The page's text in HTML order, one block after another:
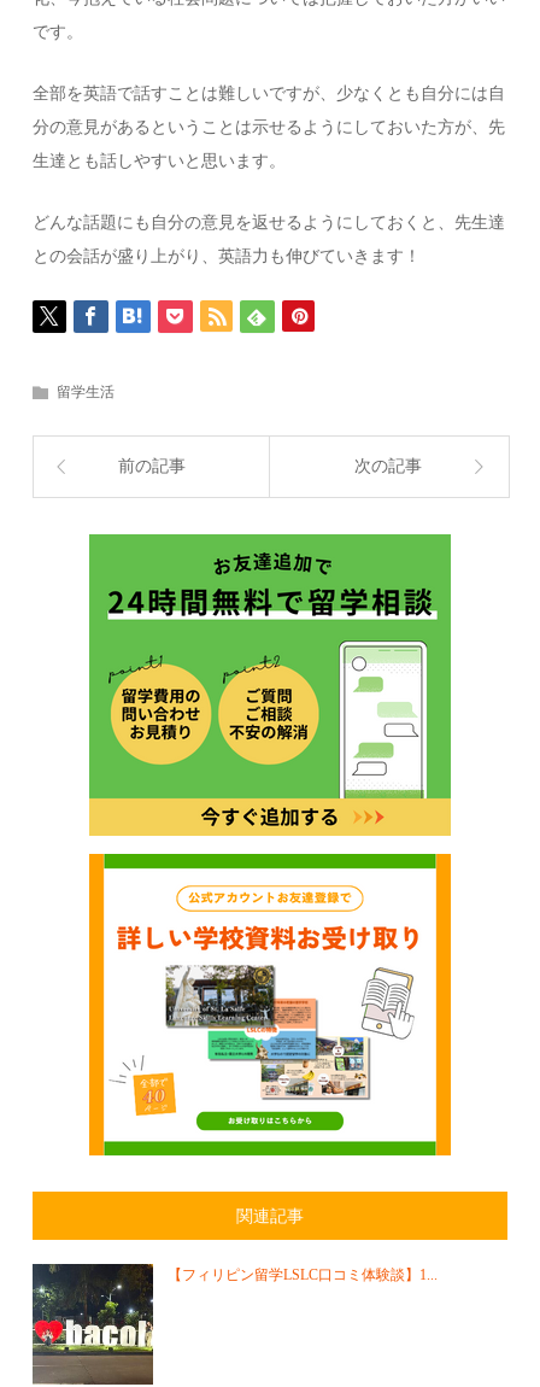
です。
全部を英語で話すことは難しいですが、少なくとも自分には自
分の意見があるということは示せるようにしておいた方が、先
生達とも話しやすいと思います。
どんな話題にも自分の意見を返せるようにしておくと、先生達
との会話が盛り上がり、英語力も伸びていきます！
留学生活
前の記事 次の記事
関連記事
【フィリピン留学LSLC口コミ体験談】1...